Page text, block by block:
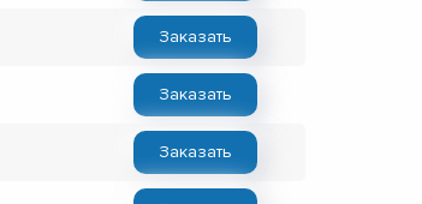
Заказать
Заказать
Заказать